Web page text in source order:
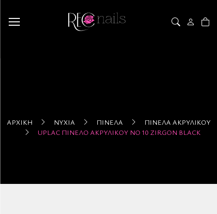
ΑΡΧΙΚΉ ΝΎΧΙΑ ΠΙΝΈΛΑ
ΠΙΝΈΛΑ ΑΚΡΥΛΙΚΟΎ
UPLAC ΠΙΝΈΛΟ ΑΚΡΥΛΙΚΟΎ ΝΟ 10 ZIRGON BLACK